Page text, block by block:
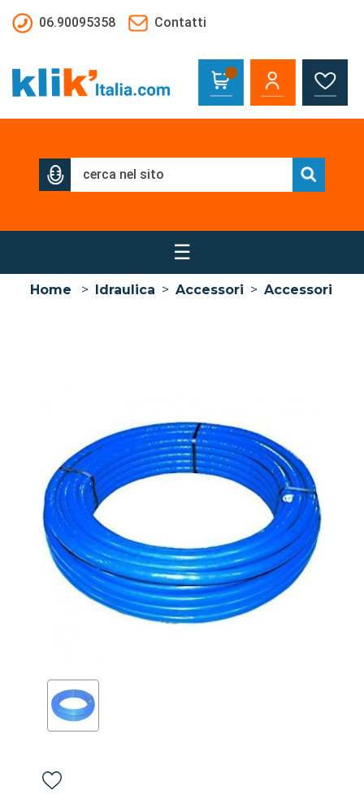
06.90095358
Contatti
☰
Home > Idraulica > Accessori > Accessori